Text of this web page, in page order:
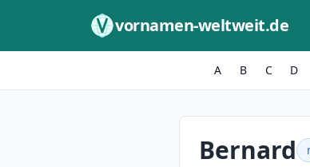
vornamen-weltweit.de
A B C D
Bernard